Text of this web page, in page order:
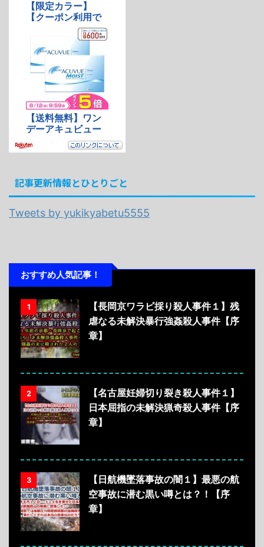
記事更新情報とひとりごと
Tweets by yukikyabetu5555
おすすめ人気記事！
1
【長岡京ワラビ採り殺人事件１】残
虐なる未解決暴行強姦殺人事件【序
章】
2
【名古屋妊婦切り裂き殺人事件１】
日本屈指の未解決猟奇殺人事件【序
章】
3
【日航機墜落事故の闇１】最悪の航
空事故に潜む黒い噂とは？！【序
章】